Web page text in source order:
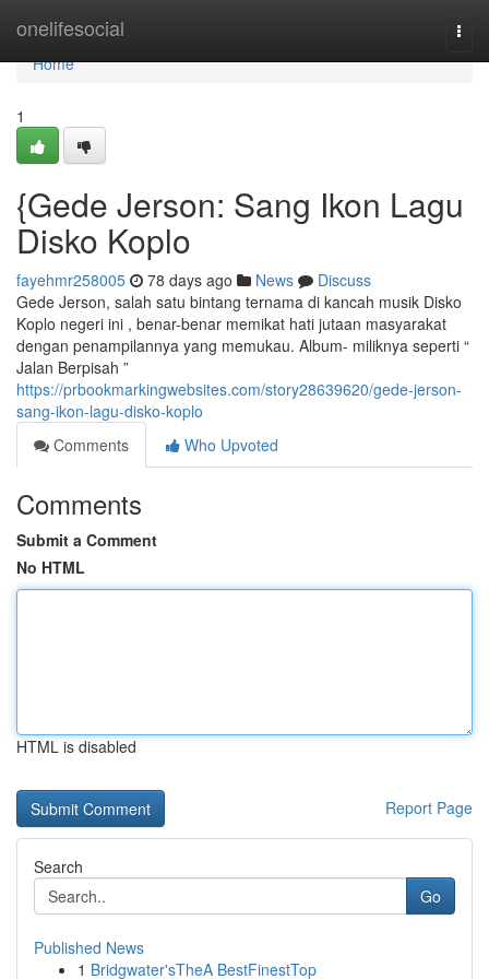
onelifesocial
Home
Home
1
{Gede Jerson: Sang Ikon Lagu
Disko Koplo
fayehmr258005 78 days ago News
Discuss
Gede Jerson, salah satu bintang ternama di kancah musik Disko
Koplo negeri ini , benar-benar memikat hati jutaan masyarakat
dengan penampilannya yang memukau. Album- miliknya seperti “
Jalan Berpisah ”
https://prbookmarkingwebsites.com/story28639620/gede-jerson-
sang-ikon-lagu-disko-koplo
Comments
Who Upvoted
Comments
Submit a Comment
No HTML
HTML is disabled
Report Page
Search
Go
Published News
1 Bridgwater'sTheA BestFinestTop